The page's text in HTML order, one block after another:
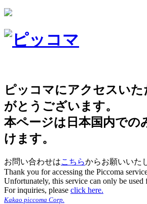
ピッコマにアクセスいた
がとうございます。
本ページは日本国内での
けます。
お問い合わせはこちらからお願いいた
Thank you for accessing the Piccoma
Unfortunately, this service can only be used
For inquiries, please click here.
Kakao piccoma Corp.